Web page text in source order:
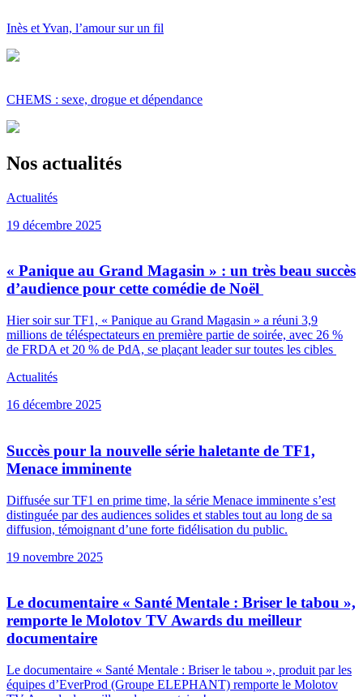
Inès et Yvan, l’amour sur un fil
CHEMS : sexe, drogue et dépendance
Nos actualités
Actualités
19 décembre 2025
« Panique au Grand Magasin » : un très beau succès
d’audience pour cette comédie de Noël
Hier soir sur TF1, « Panique au Grand Magasin » a réuni 3,9
millions de téléspectateurs en première partie de soirée, avec 26 %
de FRDA et 20 % de PdA, se plaçant leader sur toutes les cibles
Actualités
16 décembre 2025
Succès pour la nouvelle série haletante de TF1,
Menace imminente
Diffusée sur TF1 en prime time, la série Menace imminente s’est
distinguée par des audiences solides et stables tout au long de sa
diffusion, témoignant d’une forte fidélisation du public.
19 novembre 2025
Le documentaire « Santé Mentale : Briser le tabou »,
remporte le Molotov TV Awards du meilleur
documentaire
Le documentaire « Santé Mentale : Briser le tabou », produit par les
équipes d’EverProd (Groupe ELEPHANT) remporte le Molotov